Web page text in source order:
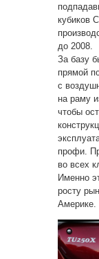
кубиков
до 2008.
За базу
прямой
с
на раму
чтобы
профи.
во всех
Именно
росту
Америке.